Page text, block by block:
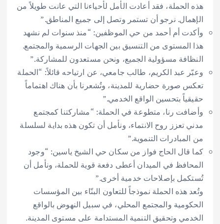
هذه الحملة، فقد أعادت الأمل لأحياءنا التي عانت طويلاً من
الإهمال. نرجو أن تستمر وتصل إلى جميع المناطق.”
وأكدت أم أحمد من حي الموظفين: “منذ سنوات لم نشهد
هذا المستوى من التنسيق بين الجهات الرسمية والمجتمع.
النظافة مسؤولية الجميع، ونحن مستعدون للمشاركة.”
وعبّر عبد الكريم، طالب جامعي، عن ارتياحه قائلاً: “الحملة
تعكس صورة حضارية للمدينة، وتُشعرنا بأن هناك اهتماماً
حقيقياً بتحسين الواقع الخدمي.”
وأضافت رنا، متطوعة في الحملة: “مشاركتنا كمجتمع
مدني تعزز روح الانتماء، ونأمل أن تكون هذه بداية لسلسلة
من المبادرات التنموية.”
كما قال الحاج فواز من سكان حي الشيخ ياسين: “وجود
المحافظ في الميدان أعطى دفعة قوية للحملة، ونأمل أن
تُستكمل بإصلاحات خدمية أخرى.”
وتُعد هذه الحملة نموذجاً للتعاون البنّاء بين المؤسسات
الحكومية والمجتمع المحلي، في سبيل النهوض بالواقع
الخدمي وتحقيق التنمية المستدامة على مستوى المدينة.